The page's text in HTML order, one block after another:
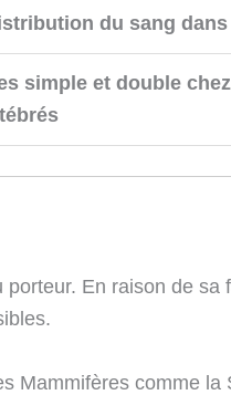
du sang
simple et double
En raison de sa
Mammifères comme